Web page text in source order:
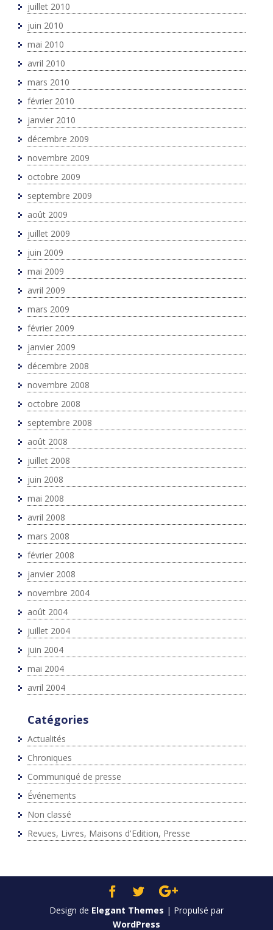
juillet 2010
juin 2010
mai 2010
avril 2010
mars 2010
février 2010
janvier 2010
décembre 2009
novembre 2009
octobre 2009
septembre 2009
août 2009
juillet 2009
juin 2009
mai 2009
avril 2009
mars 2009
février 2009
janvier 2009
décembre 2008
novembre 2008
octobre 2008
septembre 2008
août 2008
juillet 2008
juin 2008
mai 2008
avril 2008
mars 2008
février 2008
janvier 2008
novembre 2004
août 2004
juillet 2004
juin 2004
mai 2004
avril 2004
Catégories
Actualités
Chroniques
Communiqué de presse
Événements
Non classé
Revues, Livres, Maisons d'Edition, Presse
Design de Elegant Themes | Propulsé par
WordPress